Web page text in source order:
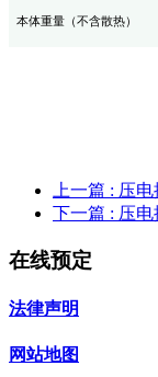
本体重量（不含散热）
上一篇 : 压
下一篇 : 压电
在线预定
法律声明
网站地图